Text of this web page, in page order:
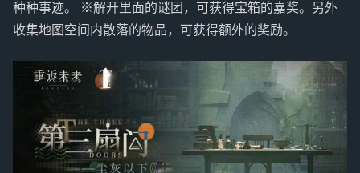
种种事迹。 ※解开里面的谜团，可获得宝箱的嘉奖。另外
收集地图空间内散落的物品，可获得额外的奖励。